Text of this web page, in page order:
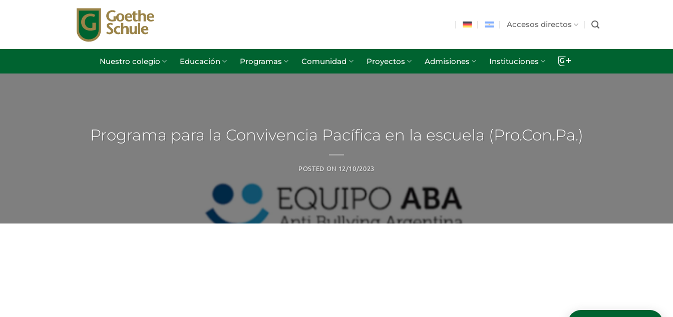
Accesos directos
Nuestro colegio Educación Programas Comunidad Proyectos Admisiones Instituciones
Programa para la Convivencia Pacífica en la escuela (Pro.Con.Pa.)
POSTED ON 12/10/2023